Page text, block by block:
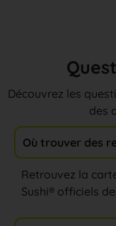
Découvrez les
des
Où trouver des
Retrouvez la
Sushi® officiels